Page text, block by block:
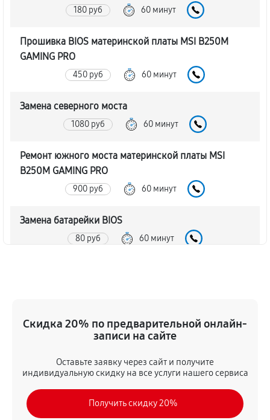
180 руб 60 минут
Прошивка BIOS материнской платы MSI B250M
GAMING PRO
450 руб 60 минут
Замена северного моста
1080 руб 60 минут
Ремонт южного моста материнской платы MSI
B250M GAMING PRO
900 руб 60 минут
Замена батарейки BIOS
80 руб 60 минут
Скидка 20% по предварительной онлайн-
записи на сайте
Оставьте заявку через сайт и получите
индивидуальную скидку на все услуги нашего сервиса
Получить скидку 20%